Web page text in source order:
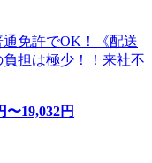
免許でOK！《配送
担は極少！！来社不
〜19,032円